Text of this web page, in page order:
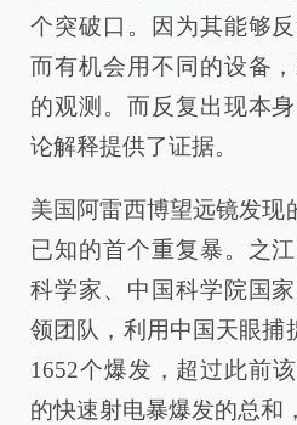
个突破口。因为其能够
而有机会用不同的设备
的观测。而反复出现本
论解释提供了证据。
美国阿雷西博望远镜发现
已知的首个重复暴。之
科学家、中国科学院国
领团队，利用中国天眼捕
1652个爆发，超过此前
的快速射电暴爆发的总和